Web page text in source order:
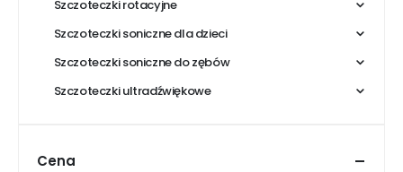
Szczoteczki rotacyjne
Szczoteczki soniczne dla dzieci
Szczoteczki soniczne do zębów
Szczoteczki ultradźwiękowe
Cena